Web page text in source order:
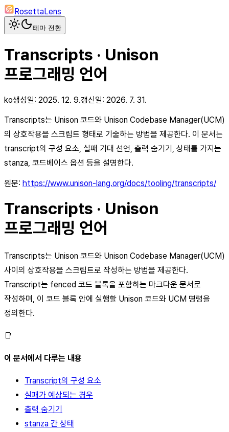
RosettaLens
테마 전환
Transcripts · Unison
프로그래밍 언어
ko생성일: 2025. 12. 9.갱신일: 2026. 7. 31.
Transcripts는 Unison 코드와 Unison Codebase Manager(UCM)
의 상호작용을 스크립트 형태로 기술하는 방법을 제공한다. 이 문서는
transcript의 구성 요소, 실패 기대 선언, 출력 숨기기, 상태를 가지는
stanza, 코드베이스 옵션 등을 설명한다.
원문: https://www.unison-lang.org/docs/tooling/transcripts/
Transcripts · Unison
프로그래밍 언어
Transcripts는 Unison 코드와 Unison Codebase Manager(UCM)
사이의 상호작용을 스크립트로 작성하는 방법을 제공한다.
Transcript는 fenced 코드 블록을 포함하는 마크다운 문서로
작성하며, 이 코드 블록 안에 실행할 Unison 코드와 UCM 명령을
정의한다.
📑
이 문서에서 다루는 내용
Transcript의 구성 요소
실패가 예상되는 경우
출력 숨기기
stanza 간 상태